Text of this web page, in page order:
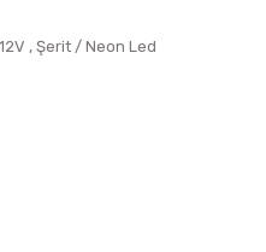
, Şerit / Neon Led